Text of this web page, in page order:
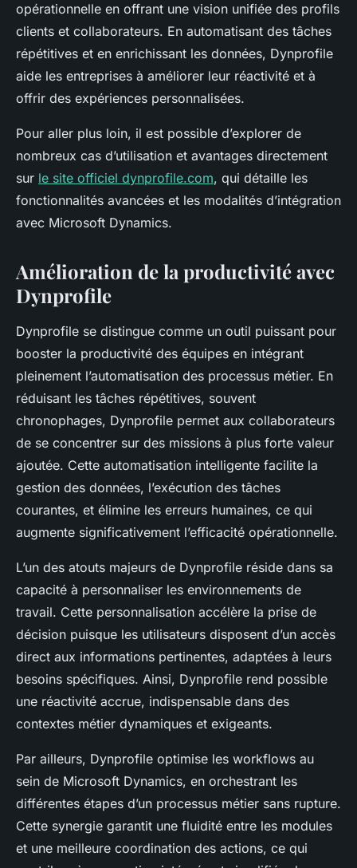
opérationnelle en offrant une vision unifiée des profils
clients et collaborateurs. En automatisant des tâches
répétitives et en enrichissant les données, Dynprofile
aide les entreprises à améliorer leur réactivité et à
offrir des expériences personnalisées.
Pour aller plus loin, il est possible d’explorer de
nombreux cas d’utilisation et avantages directement
sur le site officiel dynprofile.com, qui détaille les
fonctionnalités avancées et les modalités d’intégration
avec Microsoft Dynamics.
Amélioration de la productivité avec
Dynprofile
Dynprofile se distingue comme un outil puissant pour
booster la productivité des équipes en intégrant
pleinement l’automatisation des processus métier. En
réduisant les tâches répétitives, souvent
chronophages, Dynprofile permet aux collaborateurs
de se concentrer sur des missions à plus forte valeur
ajoutée. Cette automatisation intelligente facilite la
gestion des données, l’exécution des tâches
courantes, et élimine les erreurs humaines, ce qui
augmente significativement l’efficacité opérationnelle.
L’un des atouts majeurs de Dynprofile réside dans sa
capacité à personnaliser les environnements de
travail. Cette personnalisation accélère la prise de
décision puisque les utilisateurs disposent d’un accès
direct aux informations pertinentes, adaptées à leurs
besoins spécifiques. Ainsi, Dynprofile rend possible
une réactivité accrue, indispensable dans des
contextes métier dynamiques et exigeants.
Par ailleurs, Dynprofile optimise les workflows au
sein de Microsoft Dynamics, en orchestrant les
différentes étapes d’un processus métier sans rupture.
Cette synergie garantit une fluidité entre les modules
et une meilleure coordination des actions, ce qui